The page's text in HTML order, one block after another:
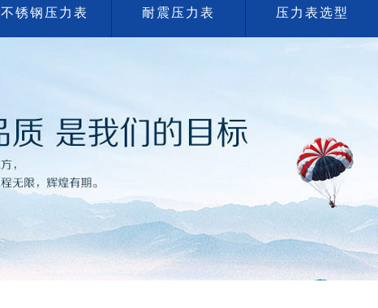
不锈钢压力表 耐震压力表 压力表选型